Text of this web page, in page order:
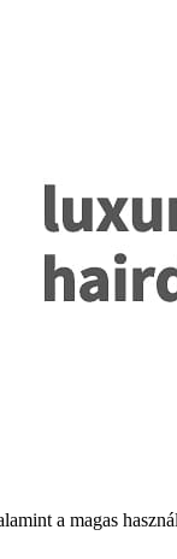
a magas